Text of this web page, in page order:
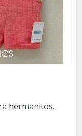
hermanitos.